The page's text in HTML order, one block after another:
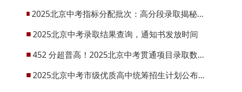
2025北京中考指标分配批次：高分段录取揭秘，校排成关键
2025北京中考录取结果查询，通知书发放时间
452 分超普高！2025北京中考贯通项目录取数据
2025北京中考市级优质高中统筹招生计划公布！